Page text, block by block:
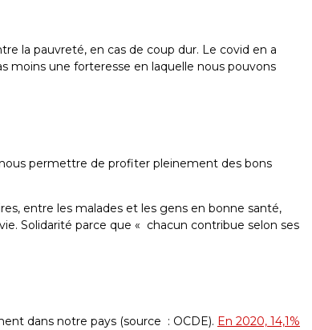
la pauvreté, en cas de coup dur. Le covid en a
moins une forteresse en laquelle nous pouvons
nous permettre de profiter pleinement des bons
entre les malades et les gens en bonne santé,
Solidarité parce que « chacun contribue selon ses
dans notre pays (source : OCDE). En 2020, 14,1%